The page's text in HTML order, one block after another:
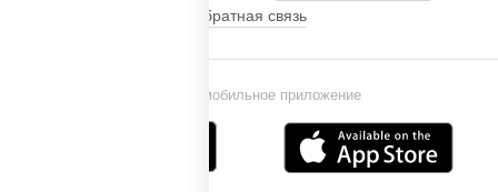
Установи мобильное приложение
Обратная связь